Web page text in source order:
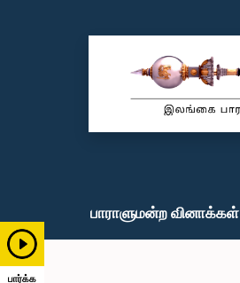
பார்க்க
பாராளுமன்ற வினாக்கள்